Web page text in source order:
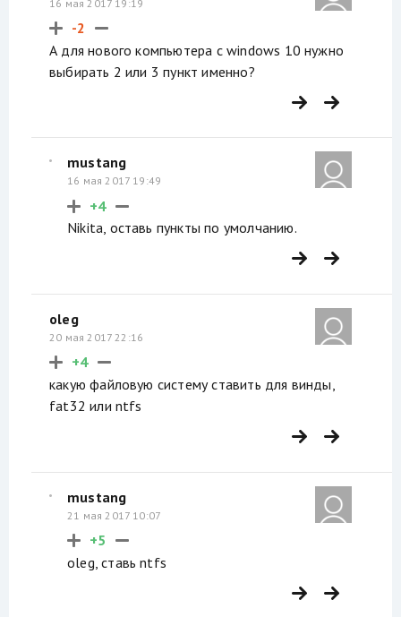
16 мая 2017 19:19
-2
А для нового компьютера с windows 10 нужно
выбирать 2 или 3 пункт именно?
mustang
16 мая 2017 19:49
+4
Nikita, оставь пункты по умолчанию.
oleg
20 мая 2017 22:16
+4
какую файловую систему ставить для винды,
fat32 или ntfs
mustang
21 мая 2017 10:07
+5
oleg, ставь ntfs